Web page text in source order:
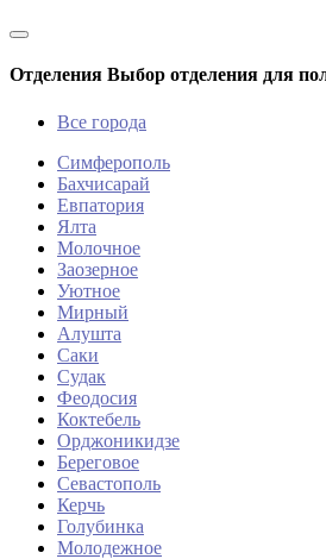
Отделения Выбор отделения для
Все города
Симферополь
Бахчисарай
Евпатория
Ялта
Молочное
Заозерное
Уютное
Мирный
Алушта
Саки
Судак
Феодосия
Коктебель
Орджоникидзе
Береговое
Севастополь
Керчь
Голубинка
Молодежное